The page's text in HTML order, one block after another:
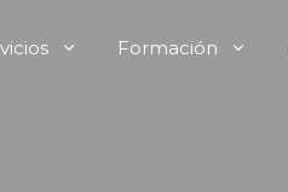
Formación